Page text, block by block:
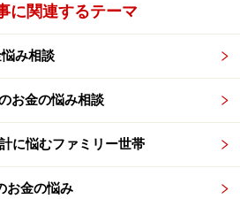
万円
％
り25年）
に関連するテーマ
み相談
お金の悩み相談
に悩むファミリー世帯
お金の悩み